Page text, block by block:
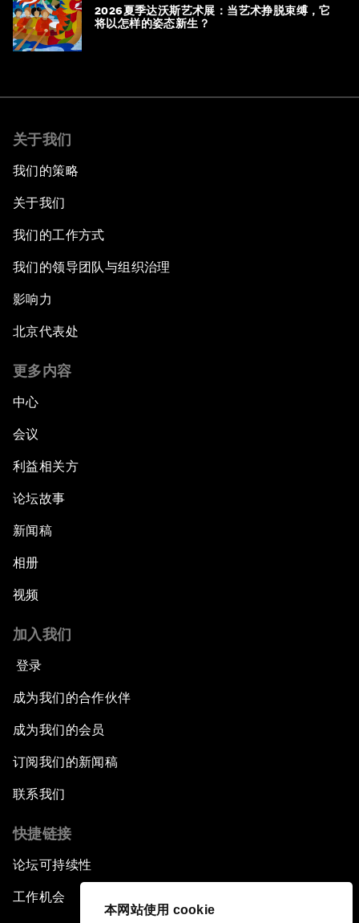
本网站使用 cookie
2026夏季达沃斯艺术展：当艺术挣脱束缚，它
将以怎样的姿态新生？
关于我们
我们的策略
关于我们
我们的工作方式
我们的领导团队与组织治理
影响力
北京代表处
更多内容
中心
会议
利益相关方
论坛故事
新闻稿
相册
视频
加入我们
登录
成为我们的合作伙伴
成为我们的会员
订阅我们的新闻稿
联系我们
快捷链接
论坛可持续性
工作机会